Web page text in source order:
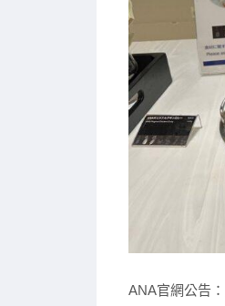
ANA官網公告：